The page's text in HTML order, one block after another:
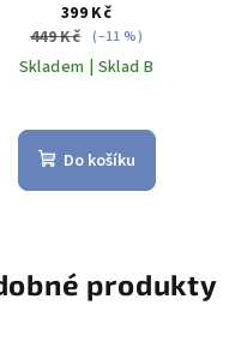
399 Kč
449 Kč (–11 %)
Skladem | Sklad B
Do košíku
produkty